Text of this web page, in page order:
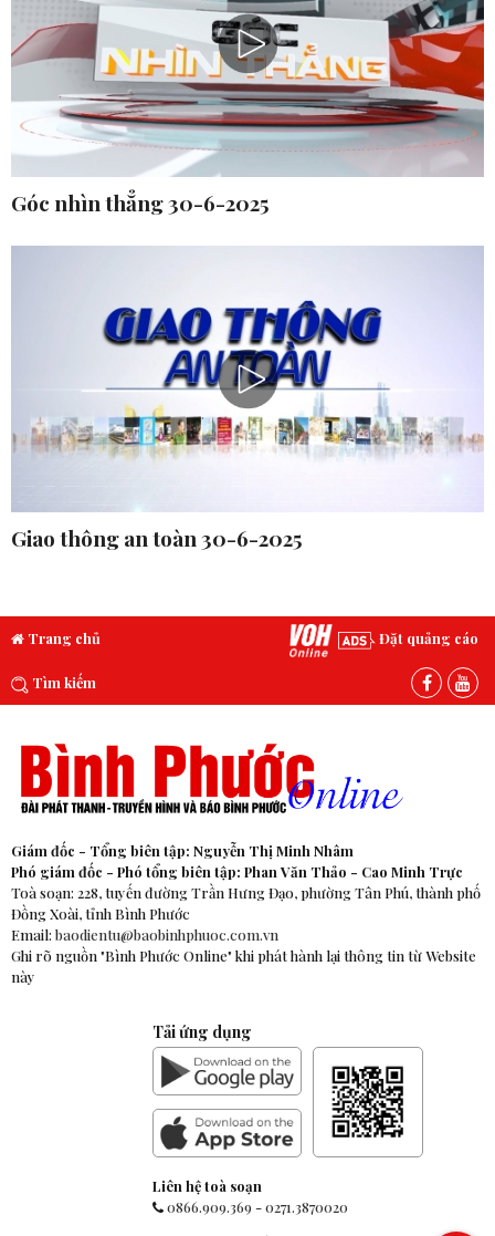
Góc nhìn thẳng 30-6-2025
Giao thông an toàn 30-6-2025
Trang chủ Đặt quảng cáo
Tìm kiếm
Giám đốc - Tổng biên tập: Nguyễn Thị Minh Nhâm
Phó giám đốc - Phó tổng biên tập: Phan Văn Thảo - Cao Minh Trực
Toà soạn: 228, tuyến đường Trần Hưng Đạo, phường Tân Phú, thành phố
Đồng Xoài, tỉnh Bình Phước
Email: baodientu@baobinhphuoc.com.vn
Ghi rõ nguồn "Bình Phước Online" khi phát hành lại thông tin từ Website
này
Tải ứng dụng
Liên hệ toà soạn
0866.909.369-0271.3870020